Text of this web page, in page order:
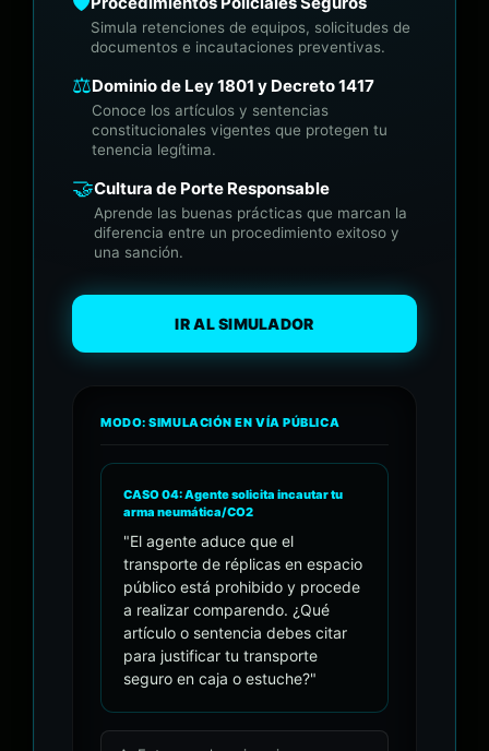
Simula retenciones de equipos, solicitudes de
documentos e incautaciones preventivas.
⚖️Dominio de Ley 1801 y Decreto 1417
Conoce los artículos y sentencias
constitucionales vigentes que protegen tu
tenencia legítima.
🤝Cultura de Porte Responsable
Aprende las buenas prácticas que marcan la
diferencia entre un procedimiento exitoso y
una sanción.
IR AL SIMULADOR
MODO: SIMULACIÓN EN VÍA PÚBLICA
CASO 04: Agente solicita incautar tu
arma neumática/CO2
"El agente aduce que el
transporte de réplicas en espacio
público está prohibido y procede
a realizar comparendo. ¿Qué
artículo o sentencia debes citar
para justificar tu transporte
seguro en caja o estuche?"